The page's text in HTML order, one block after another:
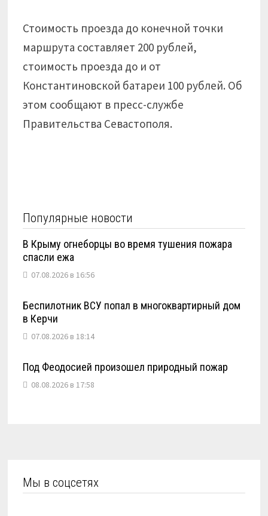
Стоимость проезда до конечной точки
маршрута составляет 200 рублей,
стоимость проезда до и от
Константиновской батареи 100 рублей. Об
этом сообщают в пресс-службе
Правительства Севастополя.
Популярные новости
В Крыму огнеборцы во время тушения пожара
спасли ежа
07.08.2026 в 16:56
Беспилотник ВСУ попал в многоквартирный дом
в Керчи
07.08.2026 в 18:14
Под Феодосией произошел природный пожар
08.08.2026 в 17:58
Мы в соцсетях